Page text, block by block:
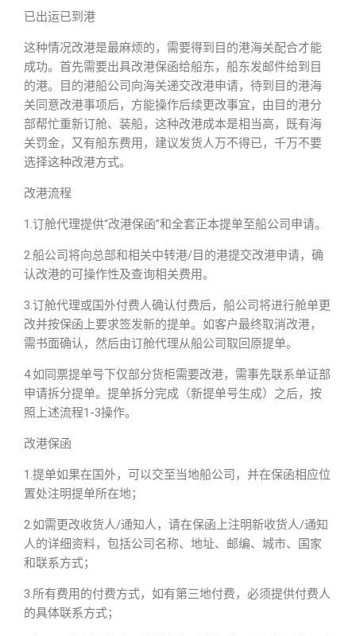
已出运已到港
这种情况改港是最麻烦的，需要得到目的港海关配合才能
成功。首先需要出具改港保函给船东，船东发邮件给到目
的港。目的港船公司向海关递交改港申请，待到目的港海
关同意改港事项后，方能操作后续更改事宜，由目的港分
部帮忙重新订舱、装船，这种改港成本是相当高，既有海
关罚金，又有船东费用，建议发货人万不得已，千万不要
选择这种改港方式。
改港流程
1.订舱代理提供“改港保函”和全套正本提单至船公司申请。
2.船公司将向总部和相关中转港/目的港提交改港申请，确
认改港的可操作性及查询相关费用。
3.订舱代理或国外付费人确认付费后，船公司将进行舱单更
改并按保函上要求签发新的提单。如客户最终取消改港，
需书面确认，然后由订舱代理从船公司取回原提单。
4.如同票提单号下仅部分货柜需要改港，需事先联系单证部
申请拆分提单。提单拆分完成（新提单号生成）之后，按
照上述流程1-3操作。
改港保函
1.提单如果在国外，可以交至当地船公司，并在保函相应位
置处注明提单所在地；
2.如需更改收货人/通知人，请在保函上注明新收货人/通知
人的详细资料，包括公司名称、地址、邮编、城市、国家
和联系方式；
3.所有费用的付费方式，如有第三地付费，必须提供付费人
的具体联系方式；